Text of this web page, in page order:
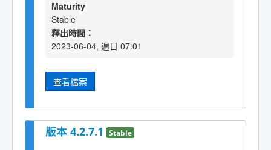
Maturity
Stable
釋出時間：
2023-06-04, 週日 07:01
查看檔案
版本 4.2.7.1 Stable